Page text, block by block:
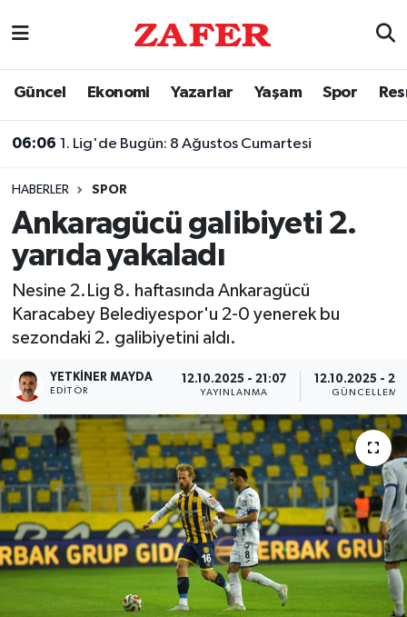
Güncel Ekonomi Yazarlar Yaşam Spor
06:06 1. Lig'de Bugün: 8 Ağustos Cumartesi
HABERLER SPOR
Ankaragücü galibiyeti 2.
yarıda yakaladı
Nesine 2.Lig 8. haftasında Ankaragücü
Karacabey Belediyespor'u 2-0 yenerek bu
sezondaki 2. galibiyetini aldı.
YETKINER MAYDA
EDITÖR
12.10.2025 - 21:07
YAYINLANMA
12.10.2025 -
GÜNCELLEME
Nöbetçi Eczaneler
Trafik Durumu
Süper Lig Puan Durumu ve Fikstür
Tüm Manşetler
Son Dakika Haberleri
Haber Arşivi